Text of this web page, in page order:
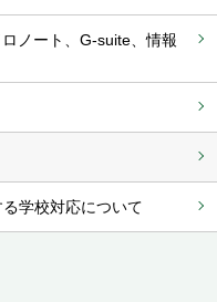
ノート、G‐suite、情報
学校対応について